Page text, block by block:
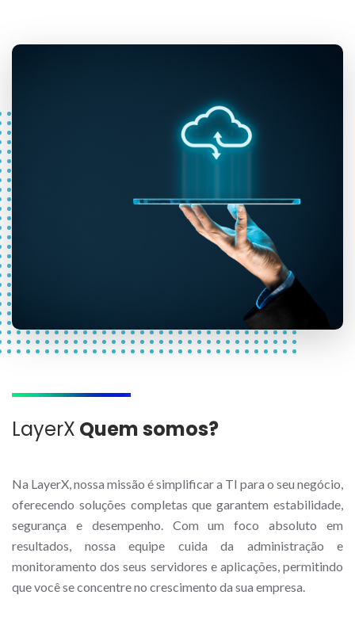
LayerX Quem somos?
Na LayerX, nossa missão é simplificar a TI para o seu negócio,
oferecendo soluções completas que garantem estabilidade,
segurança e desempenho. Com um foco absoluto em
resultados, nossa equipe cuida da administração e
monitoramento dos seus servidores e aplicações, permitindo
que você se concentre no crescimento da sua empresa.